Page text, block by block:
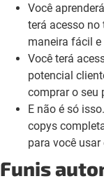
Você
terá acesso no
maneira fácil
Você terá
potencial
comprar o seu
E não é só
copys
para você
Funis